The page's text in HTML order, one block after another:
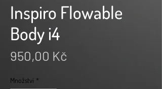
Inspiro Flowable
Body i4
950,00 Kč
Množství *